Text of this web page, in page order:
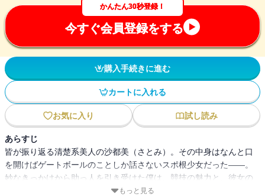
かんたん30秒登録！
今すぐ会員登録をする
購入手続きに進む
カートに入れる
お気に入り 試し読み
あらすじ
皆が振り返る清楚系美人の沙都美（さとみ）。その中身はなんと口
を開けばゲートボールのことしか話さないスポ根少女だった――。
妙なきっかけから助っ人を引き受けた僕は、競技の魅力と、彼女の
ひたむきな思いに惹き込まれていく。でも、僕は未だ知らなかっ
もっと見る